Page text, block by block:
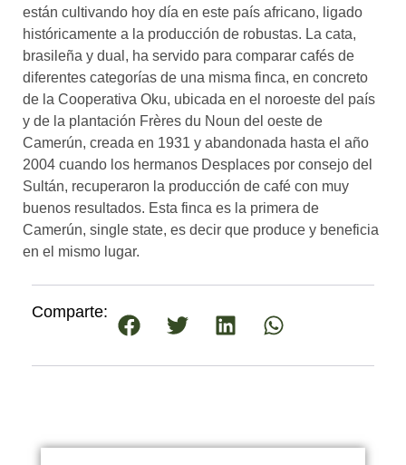
¡te imaginas vivir de tu pasión
por el café?
CONTACTO
¡queremos saber
de ti!
están cultivando hoy día en este país africano, ligado
históricamente a la producción de robustas. La cata,
brasileña y dual, ha servido para comparar cafés de
diferentes categorías de una misma finca, en concreto
de la Cooperativa Oku, ubicada en el noroeste del país
y de la plantación Frères du Noun del oeste de
Camerún, creada en 1931 y abandonada hasta el año
2004 cuando los hermanos Desplaces por consejo del
Sultán, recuperaron la producción de café con muy
buenos resultados. Esta finca es la primera de
Camerún, single state, es decir que produce y beneficia
en el mismo lugar.
Comparte: